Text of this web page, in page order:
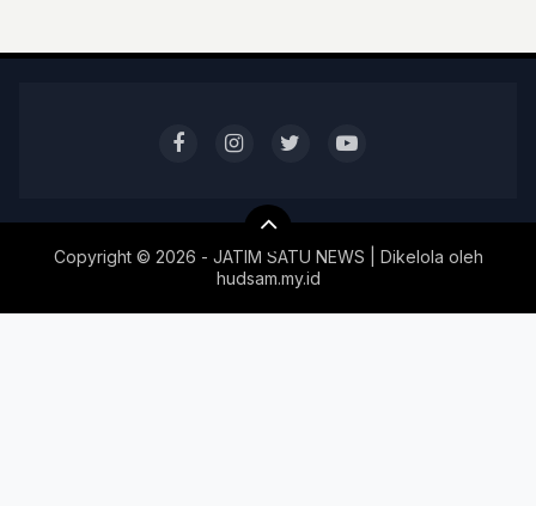
Copyright © 2026 - JATIM SATU NEWS | Dikelola oleh
hudsam.my.id